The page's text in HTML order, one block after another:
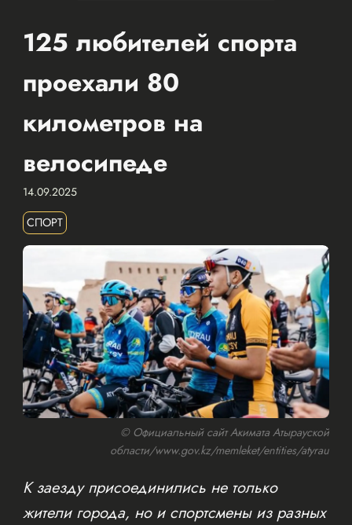
125 любителей спорта
проехали 80
километров на
велосипеде
14.09.2025
СПОРТ
© Официальный сайт Акимата Атырауской
области/www.gov.kz/memleket/entities/atyrau
К заезду присоединились не только
жители города, но и спортсмены из разных